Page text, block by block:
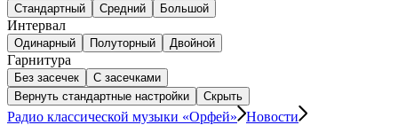
Стандартный Средний Большой
Интервал
Одинарный Полуторный Двойной
Гарнитура
Без засечек
С засечками
Вернуть стандартные настройки
Скрыть
Радио классической музыки «Орфей» Новости